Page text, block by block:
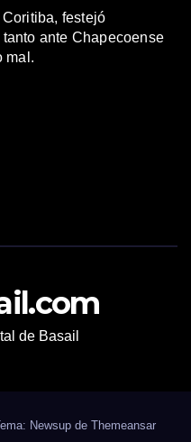
festejó
ante Chapecoense
mal.
de Basail
Newsup de Themeansar